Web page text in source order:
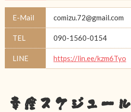
E-Mail comizu.72@gmail.com
TEL 090-1560-0154
LINE https://lin.ee/kzm6Tyo
幸座スケジュール